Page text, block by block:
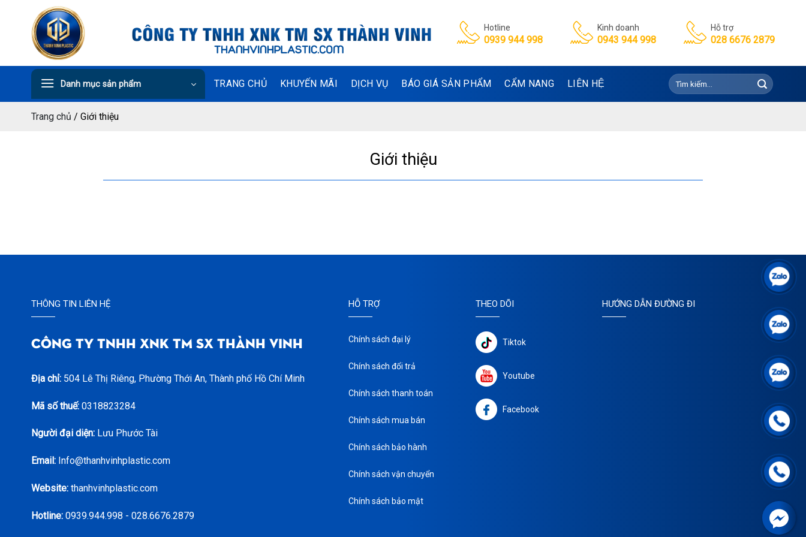
Hotline
0939 944 998
Kinh doanh
0943 944 998
Hỗ trợ
028 6676 2879
Danh mục sản phẩm TRANG CHỦ KHUYẾN MÃI DỊCH VỤ BÁO GIÁ SẢN PHẨM CẨM NANG LIÊN HỆ
Tìm
kiếm:
Trang chủ / Giới thiệu
Giới thiệu
THÔNG TIN LIÊN HỆ
CÔNG TY TNHH XNK TM SX THÀNH VINH
Địa chỉ: 504 Lê Thị Riêng, Phường Thới An, Thành phố Hồ Chí Minh
Mã số thuế: 0318823284
Người đại diện: Lưu Phước Tài
Email: Info@thanhvinhplastic.com
Website: thanhvinhplastic.com
Hotline: 0939.944.998 - 028.6676.2879
HỖ TRỢ
Chính sách đại lý
Chính sách đổi trả
Chính sách thanh toán
Chính sách mua bán
Chính sách bảo hành
Chính sách vận chuyển
Chính sách bảo mật
THEO DÕI
Tiktok
Youtube
Facebook
HƯỚNG DẪN ĐƯỜNG ĐI